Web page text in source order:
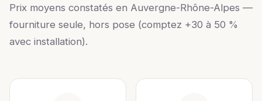
Prix moyens constatés en Auvergne-Rhône-Alpes —
fourniture seule, hors pose (comptez +30 à 50 %
avec installation).